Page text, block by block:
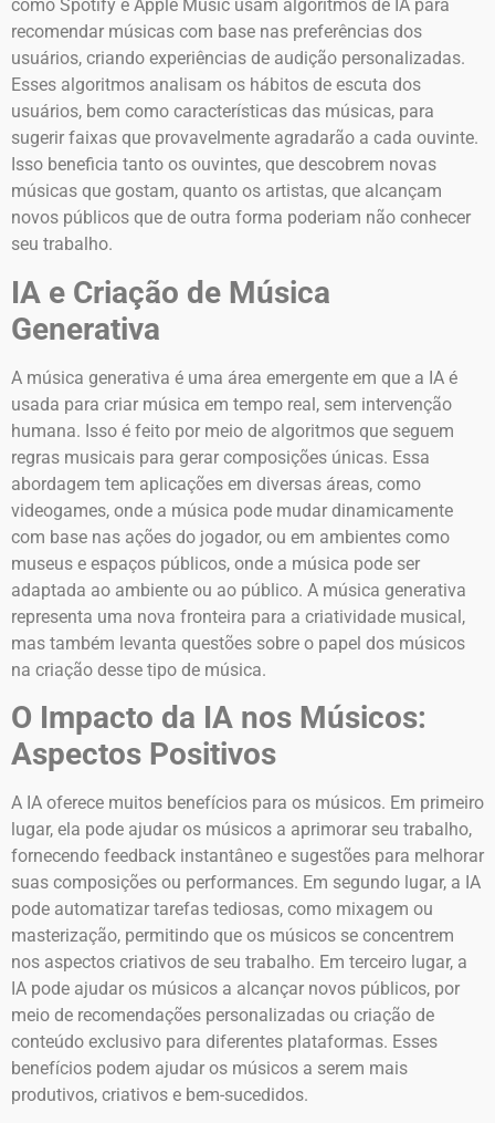
como Spotify e Apple Music usam algoritmos de IA para
recomendar músicas com base nas preferências dos
usuários, criando experiências de audição personalizadas.
Esses algoritmos analisam os hábitos de escuta dos
usuários, bem como características das músicas, para
sugerir faixas que provavelmente agradarão a cada ouvinte.
Isso beneficia tanto os ouvintes, que descobrem novas
músicas que gostam, quanto os artistas, que alcançam
novos públicos que de outra forma poderiam não conhecer
seu trabalho.
IA e Criação de Música
Generativa
A música generativa é uma área emergente em que a IA é
usada para criar música em tempo real, sem intervenção
humana. Isso é feito por meio de algoritmos que seguem
regras musicais para gerar composições únicas. Essa
abordagem tem aplicações em diversas áreas, como
videogames, onde a música pode mudar dinamicamente
com base nas ações do jogador, ou em ambientes como
museus e espaços públicos, onde a música pode ser
adaptada ao ambiente ou ao público. A música generativa
representa uma nova fronteira para a criatividade musical,
mas também levanta questões sobre o papel dos músicos
na criação desse tipo de música.
O Impacto da IA nos Músicos:
Aspectos Positivos
A IA oferece muitos benefícios para os músicos. Em primeiro
lugar, ela pode ajudar os músicos a aprimorar seu trabalho,
fornecendo feedback instantâneo e sugestões para melhorar
suas composições ou performances. Em segundo lugar, a IA
pode automatizar tarefas tediosas, como mixagem ou
masterização, permitindo que os músicos se concentrem
nos aspectos criativos de seu trabalho. Em terceiro lugar, a
IA pode ajudar os músicos a alcançar novos públicos, por
meio de recomendações personalizadas ou criação de
conteúdo exclusivo para diferentes plataformas. Esses
benefícios podem ajudar os músicos a serem mais
produtivos, criativos e bem-sucedidos.